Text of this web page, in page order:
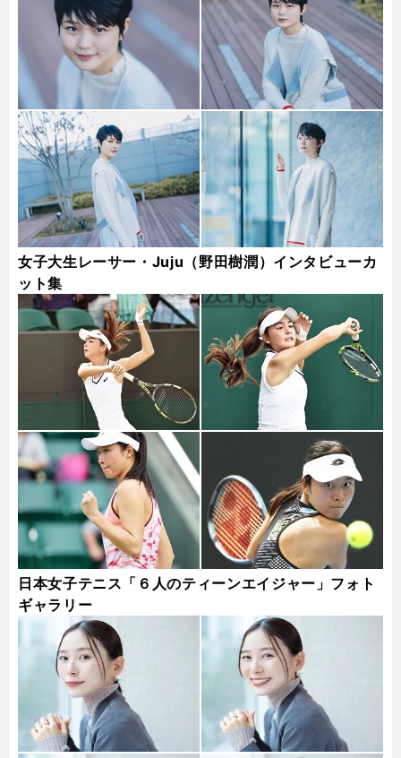
女子大生レーサー・Juju（野田樹潤）インタビューカ
ット集
日本女子テニス「６人のティーンエイジャー」フォト
ギャラリー